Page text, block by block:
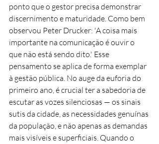
ponto que o gestor precisa demonstrar
discernimento e maturidade. Como bem
observou Peter Drucker: 'A coisa mais
importante na comunicação é ouvir o
que não está sendo dito.' Esse
pensamento se aplica de forma exemplar
à gestão pública. No auge da euforia do
primeiro ano, é crucial ter a sabedoria de
escutar as vozes silenciosas — os sinais
sutis da cidade, as necessidades genuínas
da população, e não apenas as demandas
mais visíveis e superficiais. Quando o